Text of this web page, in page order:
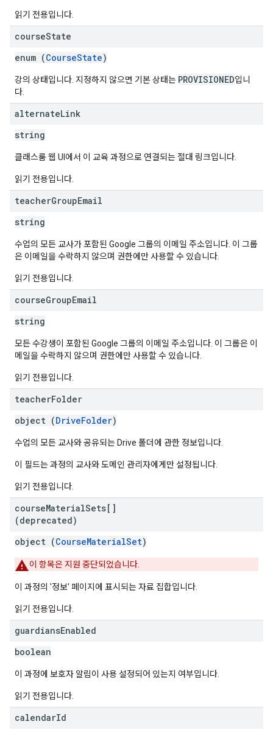
읽기 전용입니다.
courseState
enum (CourseState)
강의 상태입니다. 지정하지 않으면 기본 상태는 PROVISIONED입니
다.
alternateLink
string
클래스룸 웹 UI에서 이 교육 과정으로 연결되는 절대 링크입니다.
읽기 전용입니다.
teacherGroupEmail
string
수업의 모든 교사가 포함된 Google 그룹의 이메일 주소입니다. 이 그룹
은 이메일을 수락하지 않으며 권한에만 사용할 수 있습니다.
읽기 전용입니다.
courseGroupEmail
string
모든 수강생이 포함된 Google 그룹의 이메일 주소입니다. 이 그룹은 이
메일을 수락하지 않으며 권한에만 사용할 수 있습니다.
읽기 전용입니다.
teacherFolder
object (DriveFolder)
수업의 모든 교사와 공유되는 Drive 폴더에 관한 정보입니다.
이 필드는 과정의 교사와 도메인 관리자에게만 설정됩니다.
읽기 전용입니다.
courseMaterialSets[]
(deprecated)
object (CourseMaterialSet)
이 항목은 지원 중단되었습니다.
이 과정의 '정보' 페이지에 표시되는 자료 집합입니다.
읽기 전용입니다.
guardiansEnabled
boolean
이 과정에 보호자 알림이 사용 설정되어 있는지 여부입니다.
읽기 전용입니다.
calendarId